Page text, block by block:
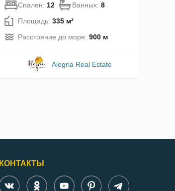
Спален: 12 Ванных: 8
Площадь: 335 м²
Расстояние до моря: 900 м
Alegria Real Estate
КОНТАКТЫ